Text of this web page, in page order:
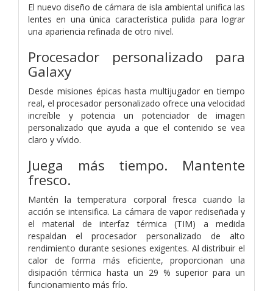
El nuevo diseño de cámara de isla ambiental unifica las
lentes en una única característica pulida para lograr
una apariencia refinada de otro nivel.
Procesador personalizado para
Galaxy
Desde misiones épicas hasta multijugador en tiempo
real, el procesador personalizado ofrece una velocidad
increíble y potencia un potenciador de imagen
personalizado que ayuda a que el contenido se vea
claro y vívido.
Juega más tiempo. Mantente
fresco.
Mantén la temperatura corporal fresca cuando la
acción se intensifica. La cámara de vapor rediseñada y
el material de interfaz térmica (TIM) a medida
respaldan el procesador personalizado de alto
rendimiento durante sesiones exigentes. Al distribuir el
calor de forma más eficiente, proporcionan una
disipación térmica hasta un 29 % superior para un
funcionamiento más frío.